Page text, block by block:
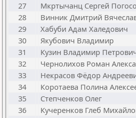
27
Мкртычанц Сергей
28
Винник Дмитрий
29
Хабуби Адам Халедович
30
Якубович Владимир
31
Кузин Владимир
32
Чернолихов Роман
33
Некрасов Фёдор
34
Коротаева Полина
35
Степченков Олег
36
Кучеренков Глеб